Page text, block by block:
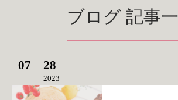
ブログ 記事
07 28
2023